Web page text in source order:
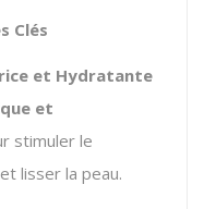
Clés
et Hydratante
et
stimuler le
lisser la peau.